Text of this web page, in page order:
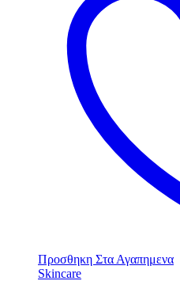
Προσθηκη Στα Αγαπημενα
Skincare